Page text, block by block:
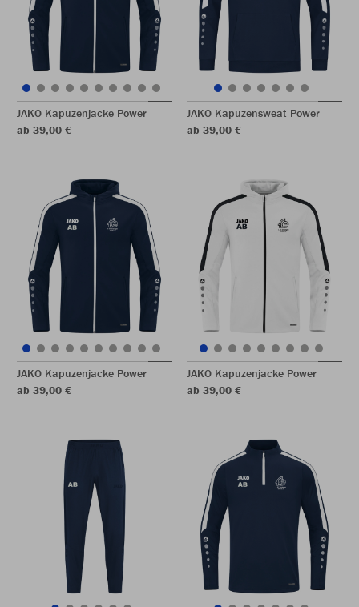
JAKO Kapuzenjacke Power
ab 39,00 €
JAKO Kapuzensweat Power
ab 39,00 €
JAKO Kapuzenjacke Power
ab 39,00 €
JAKO Kapuzenjacke Power
ab 39,00 €